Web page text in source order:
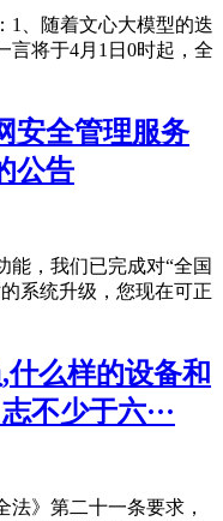
1、随着文心大模型的迭
言将于4月1日0时起，全
安全管理服务
公告
能，我们已完成对“全国
系统升级，您现在可正
么样的设备和
不少于六···
》第二十一条要求，